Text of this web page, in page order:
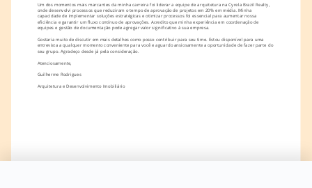
Um dos momentos mais marcantes da minha carreira foi liderar a equipe de arquitetura na Cyrela Brazil Realty,
onde desenvolvi processos que reduziram o tempo de aprovação de projetos em 20% em média. Minha
capacidade de implementar soluções estratégicas e otimizar processos foi essencial para aumentar nossa
eficiência e garantir um fluxo contínuo de aprovações. Acredito que minha experiência em coordenação de
equipes e gestão de documentação pode agregar valor significativo à sua empresa.
Gostaria muito de discutir em mais detalhes como posso contribuir para seu time. Estou disponível para uma
entrevista a qualquer momento conveniente para você e aguardo ansiosamente a oportunidade de fazer parte do
seu grupo. Agradeço desde já pela consideração.
Atenciosamente,
Guilherme Rodrigues
Arquitetura e Desenvolvimento Imobiliário